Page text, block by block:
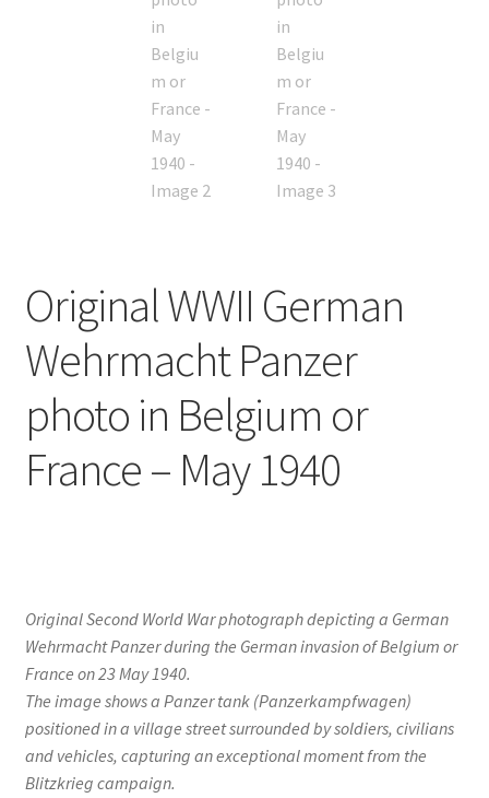
Original WWII German
Wehrmacht Panzer
photo in Belgium or
France – May 1940
Original Second World War photograph depicting a German
Wehrmacht Panzer during the German invasion of Belgium or
France on 23 May 1940.
The image shows a Panzer tank (Panzerkampfwagen)
positioned in a village street surrounded by soldiers, civilians
and vehicles, capturing an exceptional moment from the
Blitzkrieg campaign.